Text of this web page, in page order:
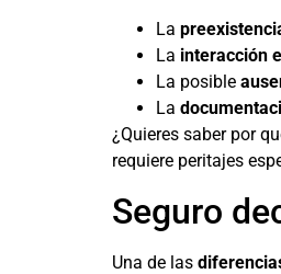
La
La interacción
La posible
La
¿Quieres saber por
requiere peritajes
Seguro
Una de las